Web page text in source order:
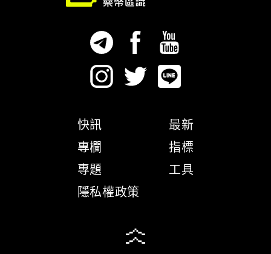
快訊
專欄
專題
隱私權政策
最新
指標
工具